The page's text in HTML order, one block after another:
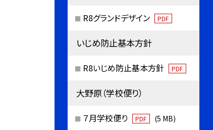
R8グランドデザイン PDF
いじめ防止基本方針
R8いじめ防止基本方針 PDF
大野原（学校便り）
７月学校便り PDF (5 MB)